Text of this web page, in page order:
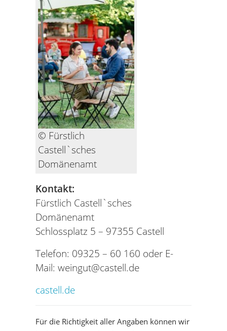
© Fürstlich
Castell`sches
Domänenamt
Kontakt:
Fürstlich Castell`sches
Domänenamt
Schlossplatz 5 – 97355 Castell
Telefon: 09325 – 60 160 oder E-
Mail: weingut@castell.de
castell.de
Für die Richtigkeit aller Angaben können wir